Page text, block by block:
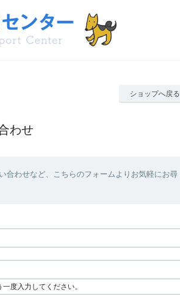
ショップへ戻る
わせ
合わせなど、こちらのフォームよりお気軽にお尋
度入力してください。